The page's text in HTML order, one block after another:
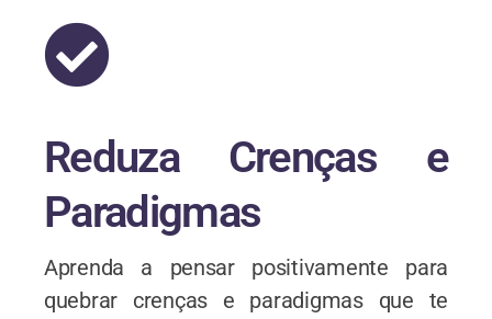
Reduza Crenças e
Paradigmas
Aprenda a pensar positivamente para
quebrar crenças e paradigmas que te